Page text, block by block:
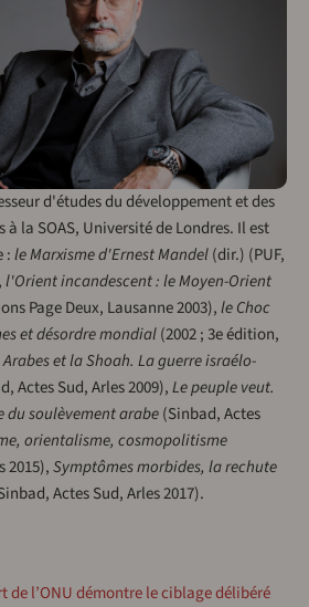
d'études du développement et des
la SOAS, Université de Londres. Il est
:le Marxisme d'Ernest Mandel(dir.) (PUF,
l'Orient incandescent : le Moyen-Orient
Page Deux, Lausanne 2003),le Choc
et désordre mondial(2002 ; 3e édition,
Arabes et la Shoah. La guerre israélo-
Actes Sud, Arles 2009),Le peuple veut.
soulèvement arabe(Sinbad, Actes
orientalisme, cosmopolitisme
2015),Symptômes morbides, la rechute
Actes Sud, Arles 2017).
de l’ONU démontre le ciblage délibéré